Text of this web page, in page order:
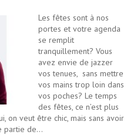
Les fêtes sont à nos
portes et votre agenda
se remplit
tranquillement? Vous
avez envie de jazzer
vos tenues, sans mettre
vos mains trop loin dans
vos poches? Le temps
des fêtes, ce n’est plus
on veut être chic, mais sans avoir
partie de…